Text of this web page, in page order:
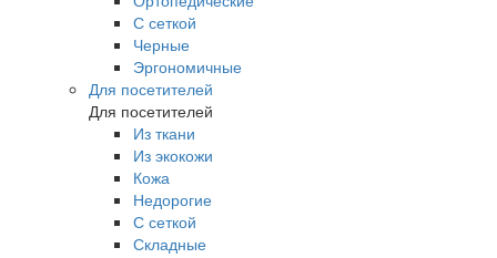
С сеткой
Черные
Эргономичные
Для посетителей
Для посетителей
Из ткани
Из экокожи
Кожа
Недорогие
С сеткой
Складные